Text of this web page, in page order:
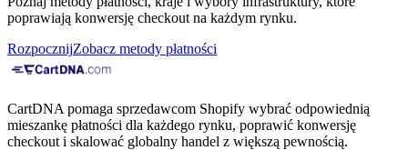
poprawiają konwersję checkout na każdym rynku.
RozpocznijZobacz metody płatności
CartDNA pomaga sprzedawcom Shopify wybrać odpowiednią
mieszankę płatności dla każdego rynku, poprawić konwersję
checkout i skalować globalny handel z większą pewnością.